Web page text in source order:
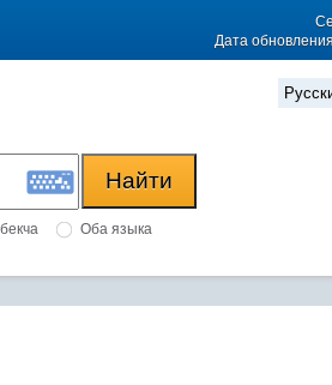
Дата
Оба языка